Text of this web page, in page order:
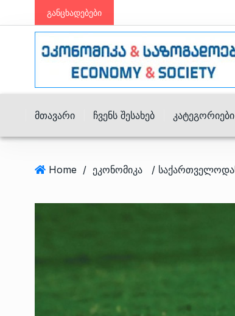
განცხადებები
Მთავარი Ჩვენს Შესახებ Კატეგორიები
Home / ეკონომიკა